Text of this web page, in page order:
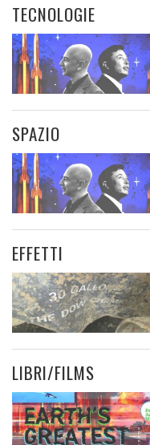
TECNOLOGIE
SPAZIO
EFFETTI
LIBRI/FILMS